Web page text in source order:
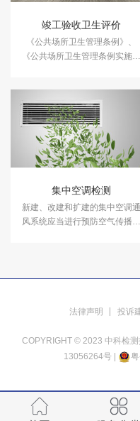
竣工验收卫生评价
《公共场所卫生管理条例》、
《公共场所卫生管理条例实施细
共场所竣工验收卫生评价。
集中空调检测
新建、改建和扩建的集中空调通
风系统应当进行预防空气传播性
污染，定期清洗消毒并检测。
法律声明 投诉
COPYRIGHT © 2023 中科检
13056264号 |